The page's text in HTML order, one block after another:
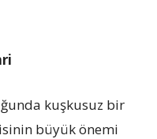
kuşkusuz bir
büyük önemi